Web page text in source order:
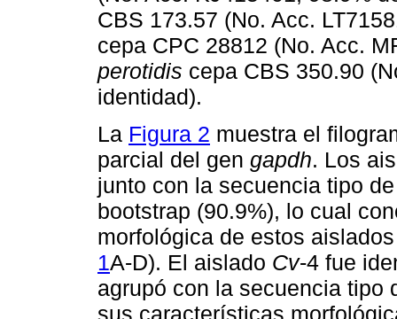
CBS 173.57 (No. Acc.
cepa CPC 28812 (No. Acc.
perotidis cepa CBS 350.90
identidad).
La Figura 2 muestra el
parcial del gen gapdh. Los
junto con la secuencia tipo
bootstrap (90.9%), lo cual
morfológica de estos
1A-D). El aislado Cv-4 fue
agrupó con la secuencia tipo
sus características